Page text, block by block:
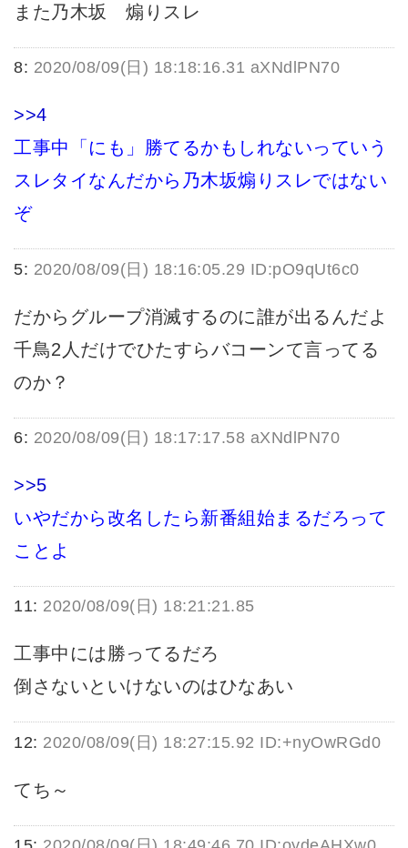
また乃木坂 煽りスレ
8: 2020/08/09(日) 18:18:16.31 aXNdlPN70
>>4
工事中「にも」勝てるかもしれないっていう
スレタイなんだから乃木坂煽りスレではない
ぞ
5: 2020/08/09(日) 18:16:05.29 ID:pO9qUt6c0
だからグループ消滅するのに誰が出るんだよ
千鳥2人だけでひたすらバコーンて言ってる
のか？
6: 2020/08/09(日) 18:17:17.58 aXNdlPN70
>>5
いやだから改名したら新番組始まるだろって
ことよ
11: 2020/08/09(日) 18:21:21.85
工事中には勝ってるだろ
倒さないといけないのはひなあい
12: 2020/08/09(日) 18:27:15.92 ID:+nyOwRGd0
てち～